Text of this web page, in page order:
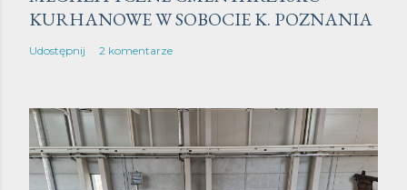
KURHANOWE W SOBOCIE K. POZNANIA
Udostępnij 2 komentarze